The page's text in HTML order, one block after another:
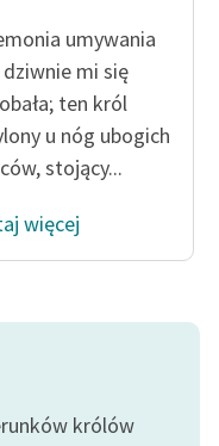
umywania
mi się
ten król
u nóg ubogich
stojący...
więcej
królów